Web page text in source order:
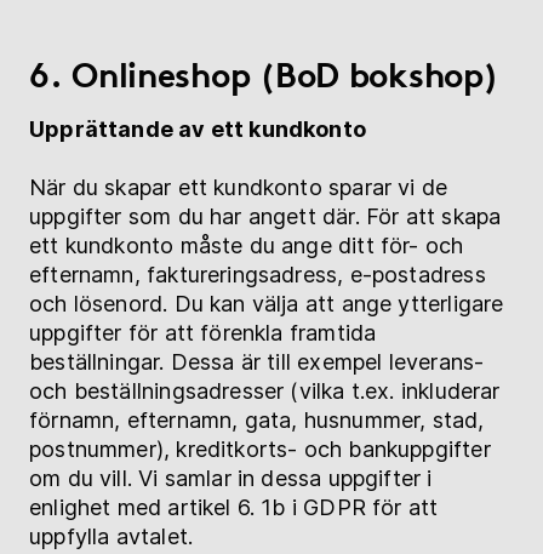
6. Onlineshop (BoD bokshop)
Upprättande av ett kundkonto
När du skapar ett kundkonto sparar vi de
uppgifter som du har angett där. För att skapa
ett kundkonto måste du ange ditt för- och
efternamn, faktureringsadress, e-postadress
och lösenord. Du kan välja att ange ytterligare
uppgifter för att förenkla framtida
beställningar. Dessa är till exempel leverans-
och beställningsadresser (vilka t.ex. inkluderar
förnamn, efternamn, gata, husnummer, stad,
postnummer), kreditkorts- och bankuppgifter
om du vill. Vi samlar in dessa uppgifter i
enlighet med artikel 6. 1b i GDPR för att
uppfylla avtalet.